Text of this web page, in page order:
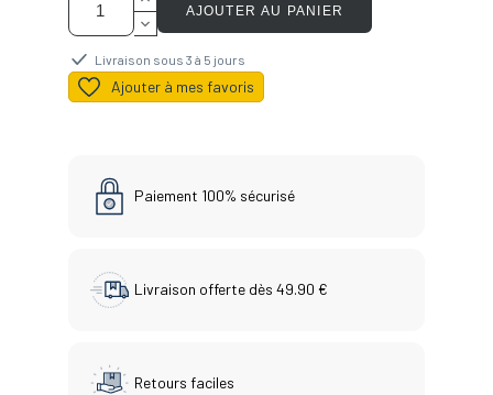
AJOUTER AU PANIER
Livraison sous 3 à 5 jours
Ajouter à mes favoris
Paiement 100% sécurisé
Livraison offerte dès 49.90 €
Retours faciles